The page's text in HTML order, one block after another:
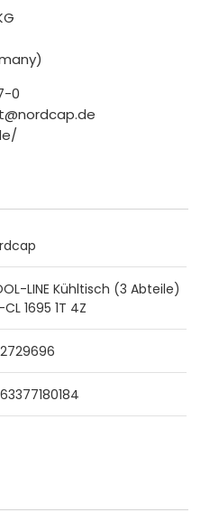
0
LINE Kühltisch (3 Abteile)
1695 1T 4Z